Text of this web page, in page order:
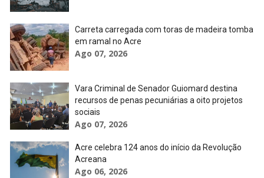
Carreta carregada com toras de madeira tomba
em ramal no Acre
Ago 07, 2026
Vara Criminal de Senador Guiomard destina
recursos de penas pecuniárias a oito projetos
sociais
Ago 07, 2026
Acre celebra 124 anos do início da Revolução
Acreana
Ago 06, 2026